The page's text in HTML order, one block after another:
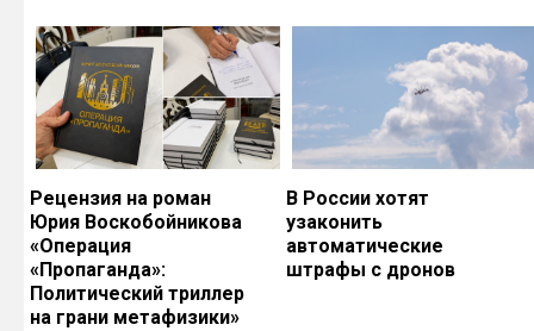
Рецензия на роман
Юрия Воскобойникова
«Операция
«Пропаганда»:
Политический триллер
на грани метафизики»
В России хотят
узаконить
автоматические
штрафы с дронов